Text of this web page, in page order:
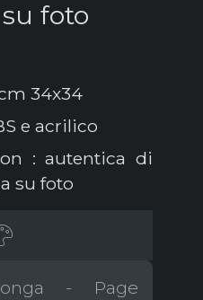
foto
34x34
e acrilico
: autentica di
su foto
- Page